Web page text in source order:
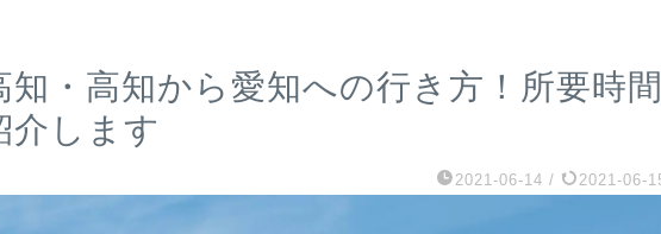
知・高知から愛知への行き方！所要時間
介します
2021-06-14 / 2021-06-